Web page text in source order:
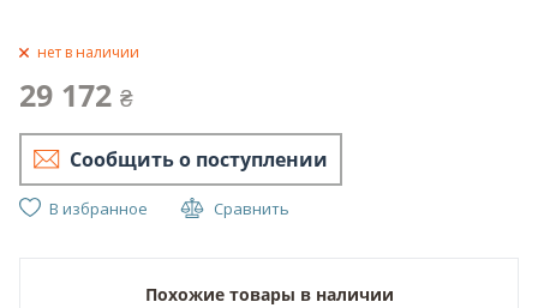
нет в наличии
29 172 ₴
Сообщить о поступлении
В избранное Сравнить
Похожие товары в наличии